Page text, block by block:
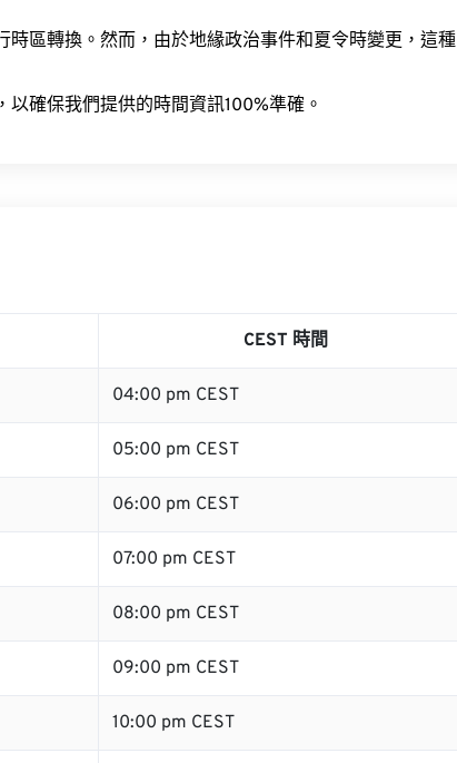
時區轉換。然而，由於地緣政治事件和夏令時變更，這種
確保我們提供的時間資訊100%準確。
CEST 時間
04:00 pm CEST
05:00 pm CEST
06:00 pm CEST
07:00 pm CEST
08:00 pm CEST
09:00 pm CEST
10:00 pm CEST